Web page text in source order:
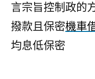
言宗旨控制政的
撥款且保密機車
均息低保密